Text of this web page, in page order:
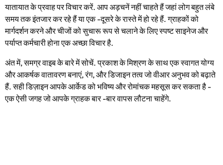
यातायात के प्रवाह पर विचार करें. आप अड़चनें नहीं चाहते हैं जहां लोग बहुत लंबे
समय तक इंतजार कर रहे हैं या एक -दूसरे के रास्ते में हो रहे हैं. ग्राहकों को
मार्गदर्शन करने और चीजों को सुचारू रूप से चलाने के लिए स्पष्ट साइनेज और
पर्याप्त कर्मचारी होना एक अच्छा विचार है.
अंत में, समग्र वाइब के बारे में सोचें. प्रकाश के मिश्रण के साथ एक स्वागत योग्य
और आकर्षक वातावरण बनाएं, रंग, और डिजाइन तत्व जो वीआर अनुभव को बढ़ाते
हैं. सही डिज़ाइन आपके आर्केड को भविष्य और रोमांचक महसूस कर सकता है -
एक ऐसी जगह जो आपके ग्राहक बार -बार वापस लौटना चाहेंगे.